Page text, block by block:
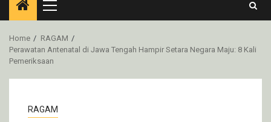
Primary
Menu
Home
RAGAM
Perawatan Antenatal di Jawa Tengah Hampir Setara Negara Maju: 8 Kali
Pemeriksaan
RAGAM